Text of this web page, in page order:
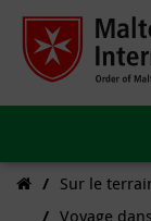
Sur le
Voyage